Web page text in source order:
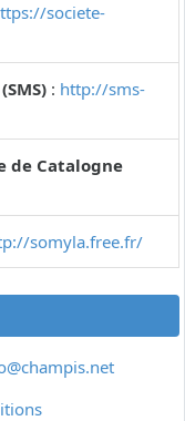
societe-
: http://sms-
de Catalogne
somyla.free.fr/